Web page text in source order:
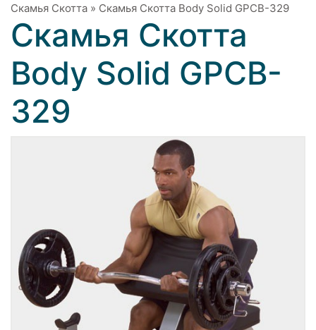
Скамья Скотта » Скамья Скотта Body Solid GPCB-329
Скамья Скотта
Body Solid GPCB-
329